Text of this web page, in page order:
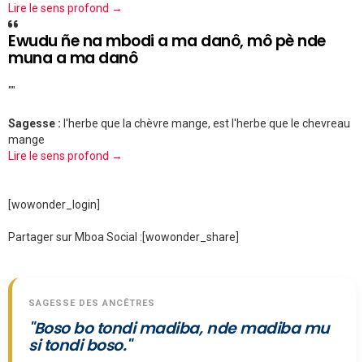
Lire le sens profond →
Ewudu ñe na mbodi a ma danô, mô pè nde
muna a ma danô
""
Sagesse : l'herbe que la chèvre mange, est l'herbe que le chevreau
mange
Lire le sens profond →
[wowonder_login]
Partager sur Mboa Social :[wowonder_share]
SAGESSE DES ANCÊTRES
"Boso bo tondi madiba, nde madiba mu
si tondi boso."